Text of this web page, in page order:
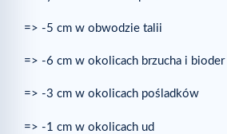
=> -5 cm w obwodzie talii
=> -6 cm w okolicach brzucha i bioder
=> -3 cm w okolicach pośladków
=> -1 cm w okolicach ud